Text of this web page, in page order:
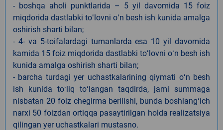
- boshqa aholi punktlarida – 5 yil davomida 15 foiz
miqdorida dastlabki toʻlovni oʻn besh ish kunida amalga
oshirish sharti bilan;
- 4- va 5-toifalardagi tumanlarda esa 10 yil davomida
kamida 15 foiz miqdorida dastlabki toʻlovni oʻn besh ish
kunida amalga oshirish sharti bilan;
- barcha turdagi yer uchastkalarining qiymati oʻn besh
ish kunida toʻliq toʻlangan taqdirda, jami summaga
nisbatan 20 foiz chegirma berilishi, bunda boshlangʻich
narxi 50 foizdan ortiqqa pasaytirilgan holda realizatsiya
qilingan yer uchastkalari mustasno.